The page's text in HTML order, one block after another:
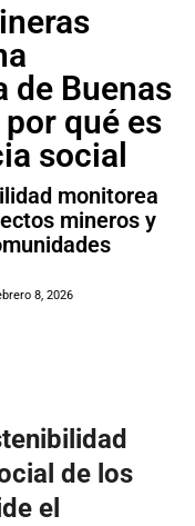
de Buenas
qué es
social
monitorea
mineros y
8, 2026
de los
el